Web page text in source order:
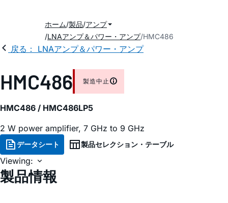
ホーム 製品 アンプ
LNAアンプ＆パワー・アンプ HMC486
戻る： LNAアンプ＆パワー・アンプ
HMC486 製造中止
HMC486 / HMC486LP5
2 W power amplifier, 7 GHz to 9 GHz
データシート 製品セレクション・テーブル
Viewing:
製品情報